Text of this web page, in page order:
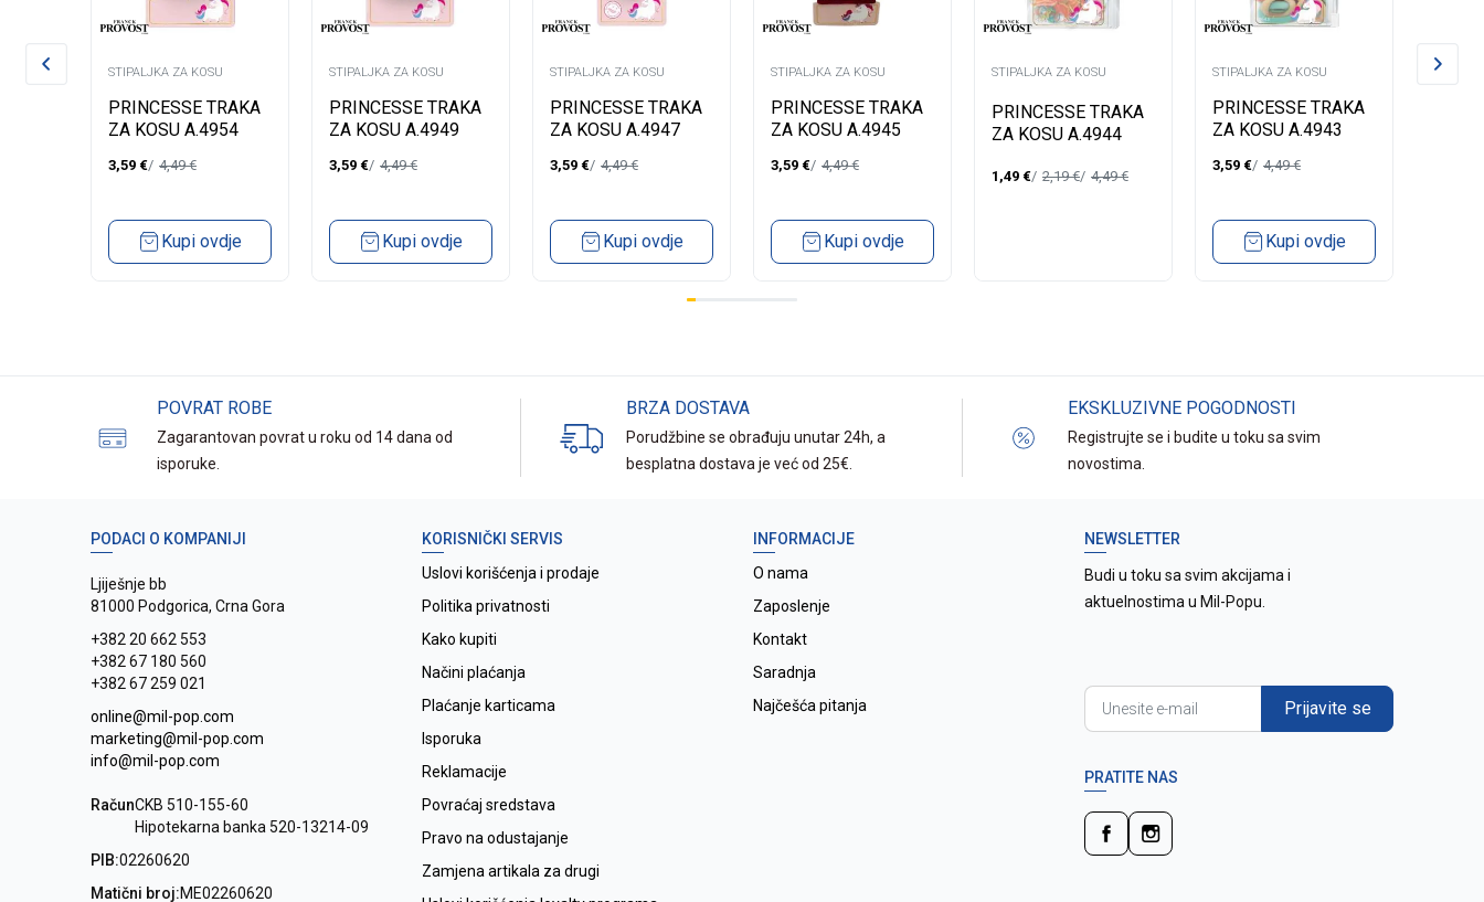
STIPALJKA ZA KOSU
PRINCESSE TRAKA
ZA KOSU A.4954
3,59 € 4,49€
Kupi ovdje
STIPALJKA ZA KOSU
PRINCESSE TRAKA
ZA KOSU A.4949
3,59 € 4,49€
Kupi ovdje
STIPALJKA ZA KOSU
PRINCESSE TRAKA
ZA KOSU A.4947
3,59 € 4,49€
Kupi ovdje
STIPALJKA ZA KOSU
PRINCESSE TRAKA
ZA KOSU A.4945
3,59 € 4,49€
Kupi ovdje
STIPALJKA ZA KOSU
PRINCESSE TRAKA
ZA KOSU A.4944
1,49 € 2,19€ 4,49€
STIPALJKA ZA KOSU
PRINCESSE TRAKA
ZA KOSU A.4943
3,59 € 4,49€
Kupi ovdje
POVRAT ROBE
Zagarantovan povrat u roku od 14 dana od
isporuke.
BRZA DOSTAVA
Porudžbine se obrađuju unutar 24h, a
besplatna dostava je već od 25€.
EKSKLUZIVNE POGODNOSTI
Registrujte se i budite u toku sa svim
novostima.
PODACI O KOMPANIJI
Ljiješnje bb
81000 Podgorica, Crna Gora
+382 20 662 553
+382 67 180 560
+382 67 259 021
online@mil-pop.com
marketing@mil-pop.com
info@mil-pop.com
RačunCKB 510-155-60
Hipotekarna banka 520-13214-09
PIB:02260620
Matični broj:ME02260620
KORISNIČKI SERVIS
Uslovi korišćenja i prodaje
Politika privatnosti
Kako kupiti
Načini plaćanja
Plaćanje karticama
Isporuka
Reklamacije
Povraćaj sredstava
Pravo na odustajanje
Zamjena artikala za drugi
INFORMACIJE
O nama
Zaposlenje
Kontakt
Saradnja
Najčešća pitanja
NEWSLETTER
Budi u toku sa svim akcijama i
aktuelnostima u Mil-Popu.
Prijavite se
PRATITE NAS